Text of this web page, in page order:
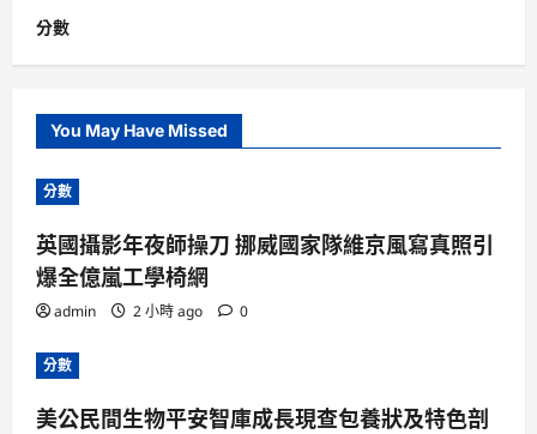
分數
You May Have Missed
分數
英國攝影年夜師操刀 挪威國家隊維京風寫真照引
爆全億嵐工學椅網
admin 2 小時 ago 0
分數
美公民間生物平安智庫成長現查包養狀及特色剖